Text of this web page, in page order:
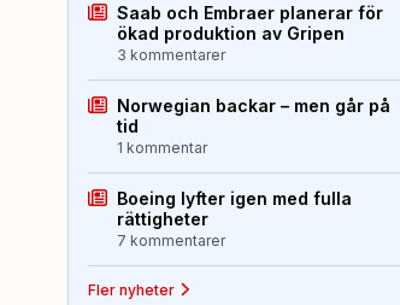
Saab och Embraer planerar för
ökad produktion av Gripen
3 kommentarer
Norwegian backar – men går på
tid
1 kommentar
Boeing lyfter igen med fulla
rättigheter
7 kommentarer
Fler nyheter